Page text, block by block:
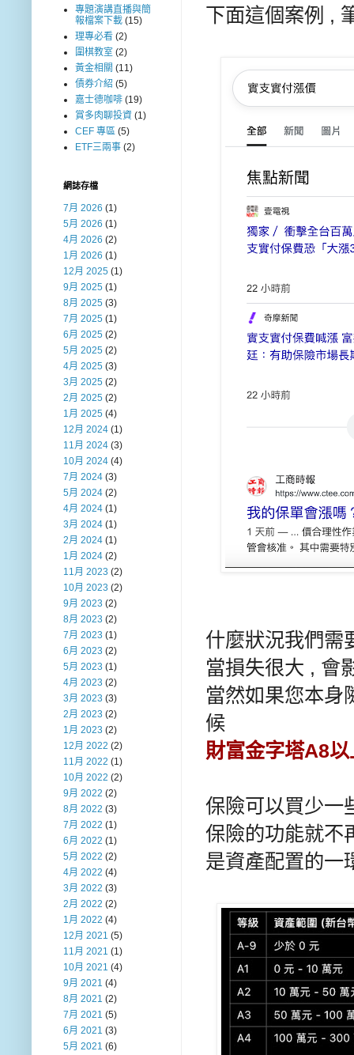
下面這個案例 ,
什麼狀況我們需
當損失很大 , 會
當然如果您本身
候
財富金字塔A8
保險可以買少一
保險的功能就不
是資產配置的一
專題演講直播與簡
報檔案下載 (15)
理專必看 (2)
圍棋教室 (2)
黃金相關 (11)
債券介紹 (5)
嘉士德咖啡 (19)
賞多肉聊投資 (1)
CEF 專區 (5)
ETF三兩事 (2)
網誌存檔
7月 2026 (1)
5月 2026 (1)
4月 2026 (2)
1月 2026 (1)
12月 2025 (1)
9月 2025 (1)
8月 2025 (3)
7月 2025 (1)
6月 2025 (2)
5月 2025 (2)
4月 2025 (3)
3月 2025 (2)
2月 2025 (2)
1月 2025 (4)
12月 2024 (1)
11月 2024 (3)
10月 2024 (4)
7月 2024 (3)
5月 2024 (2)
4月 2024 (1)
3月 2024 (1)
2月 2024 (1)
1月 2024 (2)
11月 2023 (2)
10月 2023 (2)
9月 2023 (2)
8月 2023 (2)
7月 2023 (1)
6月 2023 (2)
5月 2023 (1)
4月 2023 (2)
3月 2023 (3)
2月 2023 (2)
1月 2023 (2)
12月 2022 (2)
11月 2022 (1)
10月 2022 (2)
9月 2022 (2)
8月 2022 (3)
7月 2022 (1)
6月 2022 (1)
5月 2022 (2)
4月 2022 (4)
3月 2022 (3)
2月 2022 (2)
1月 2022 (4)
12月 2021 (5)
11月 2021 (1)
10月 2021 (4)
9月 2021 (4)
8月 2021 (2)
7月 2021 (5)
6月 2021 (3)
5月 2021 (6)